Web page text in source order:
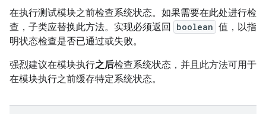
在执行测试模块之前检查系统状态。如果需要在此处进行检
查，子类应替换此方法。实现必须返回
boolean 值，以指
明状态检查是否已通过或失败。
强烈建议在模块执行之后检查系统状态，并且此方法可用于
在模块执行之前缓存特定系统状态。